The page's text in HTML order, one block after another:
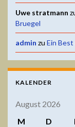
Uwe stratmann
Bruegel
admin zu Ein
KALENDER
August 2026
M
D